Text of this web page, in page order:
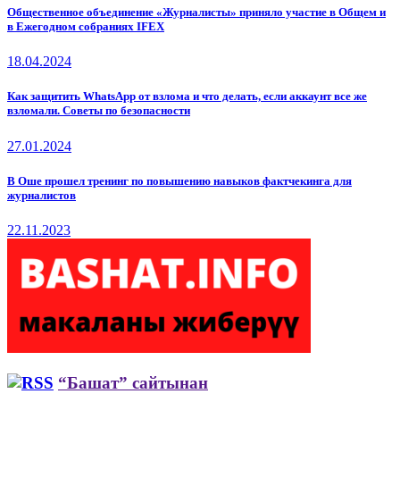
Общественное объединение «Журналисты» приняло участие в Общем и
в Ежегодном собраниях IFEX
18.04.2024
Как защитить WhatsApp от взлома и что делать, если аккаунт все же
взломали. Советы по безопасности
27.01.2024
В Оше прошел тренинг по повышению навыков фактчекинга для
журналистов
22.11.2023
“Башат” сайтынан